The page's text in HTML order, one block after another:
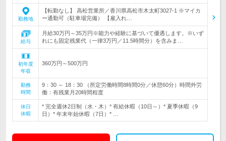
勤務地
【転勤なし】 高松営業所／香川県高松市木太町3027-1 ※マイカ
ー通勤可（駐車場完備） 【雇入れ…
給与
月給30万円～35万円※能力や経験に基づいて優遇します。※いず
れにも固定残業代（一律3万円／11.5時間分）を含みま…
初年度
年収
360万円～500万円
勤務
時間
9：30 ～ 18：30 （所定労働時間8時間0分／休憩60分）時間外労
働：有残業月20時間程度
休日
休暇
* 完全週休2日制（水・木）* 有給休暇（10日～）* 夏季休暇（9
日）* 年末年始休暇（7日）* …